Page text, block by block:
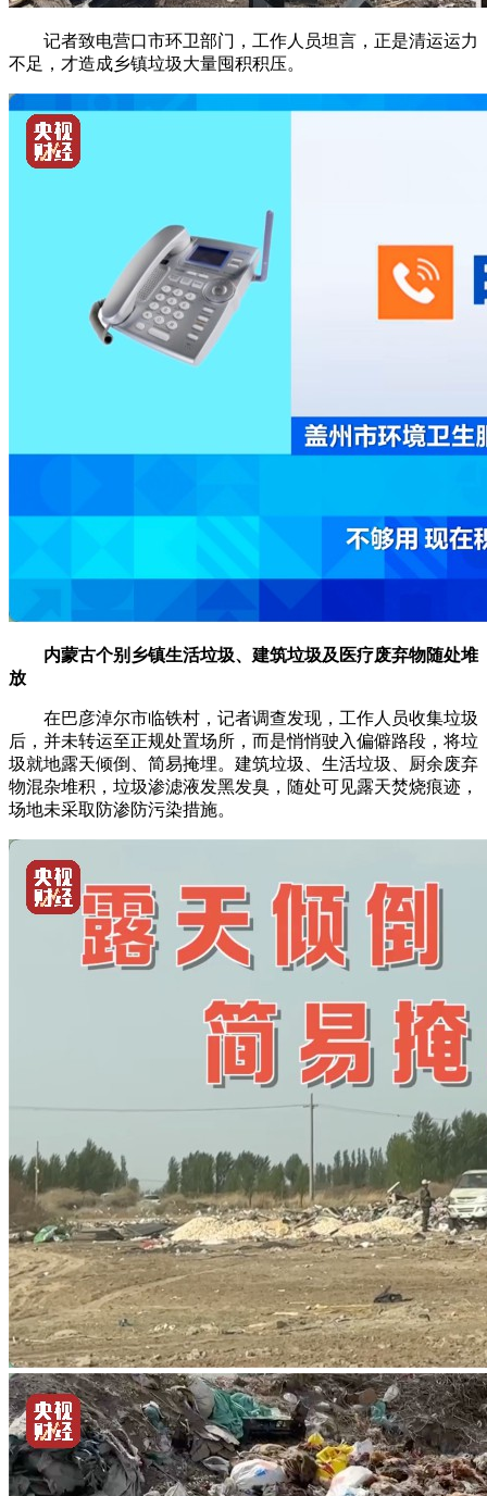
记者致电营口市环卫部门，工作人员坦言，正是清运运力
不足，才造成乡镇垃圾大量囤积积压。
内蒙古个别乡镇生活垃圾、建筑垃圾及医疗废弃物随处堆
放
在巴彦淖尔市临铁村，记者调查发现，工作人员收集垃圾
后，并未转运至正规处置场所，而是悄悄驶入偏僻路段，将垃
圾就地露天倾倒、简易掩埋。建筑垃圾、生活垃圾、厨余废弃
物混杂堆积，垃圾渗滤液发黑发臭，随处可见露天焚烧痕迹，
场地未采取防渗防污染措施。